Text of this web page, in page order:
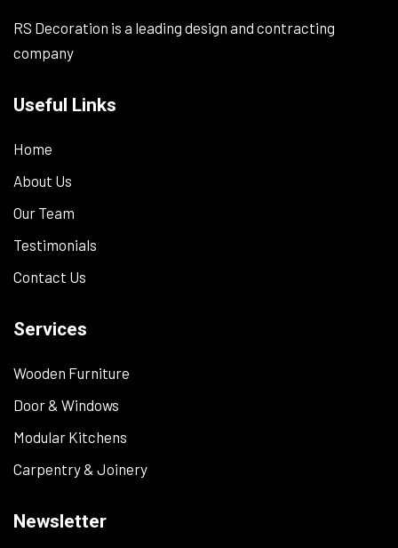
RS Decoration is a leading design and contracting
company
Useful Links
Home
About Us
Our Team
Testimonials
Contact Us
Services
Wooden Furniture
Door & Windows
Modular Kitchens
Carpentry & Joinery
Newsletter